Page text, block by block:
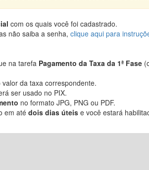
com os quais você foi cadastrado.
não saiba a senha, clique aqui para
na tarefa Pagamento da Taxa da 1ª Fase
valor da taxa correspondente.
ser usado no PIX.
no formato JPG, PNG ou PDF.
em até dois dias úteis e você estará